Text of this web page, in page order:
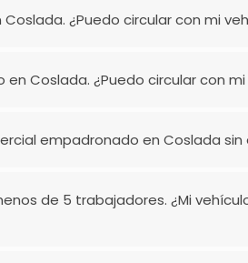
¿Puedo circular con mi
Coslada. ¿Puedo circular con mi
empadronado en Coslada sin
de 5 trabajadores. ¿Mi